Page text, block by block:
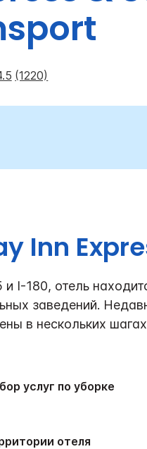
(1220)
Inn
I-180, отель
заведений.
в нескольких
отеля